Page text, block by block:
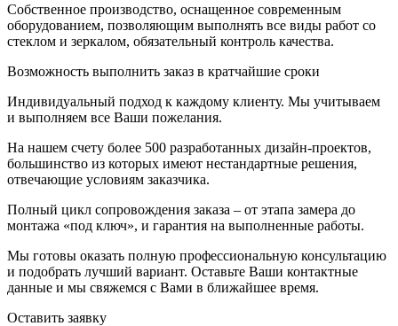
Собственное производство, оснащенное современным
оборудованием, позволяющим выполнять все виды работ со
стеклом и зеркалом, обязательный контроль качества.
Возможность выполнить заказ в кратчайшие сроки
Индивидуальный подход к каждому клиенту. Мы учитываем
и выполняем все Ваши пожелания.
На нашем счету более 500 разработанных дизайн-проектов,
большинство из которых имеют нестандартные решения,
отвечающие условиям заказчика.
Полный цикл сопровождения заказа – от этапа замера до
монтажа «под ключ», и гарантия на выполненные работы.
Мы готовы оказать полную профессиональную консультацию
и подобрать лучший вариант. Оставьте Ваши контактные
данные и мы свяжемся с Вами в ближайшее время.
Оставить заявку